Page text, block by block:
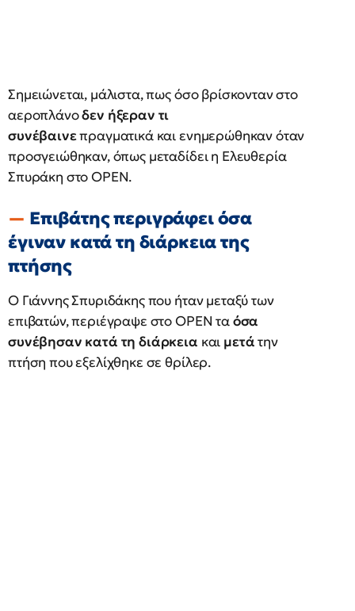
Σημειώνεται, μάλιστα, πως όσο βρίσκονταν στο
αεροπλάνοδεν ήξεραν τι
συνέβαινεπραγματικά και ενημερώθηκαν όταν
προσγειώθηκαν, όπως μεταδίδει η Ελευθερία
Σπυράκη στο OPEN.
Επιβάτης περιγράφει όσα
έγιναν κατά τη διάρκεια της
πτήσης
Ο Γιάννης Σπυριδάκης που ήταν μεταξύ των
επιβατών, περιέγραψε στο OPEN ταόσα
συνέβησαν κατά τη διάρκεια και μετάτην
πτήση που εξελίχθηκε σε θρίλερ.